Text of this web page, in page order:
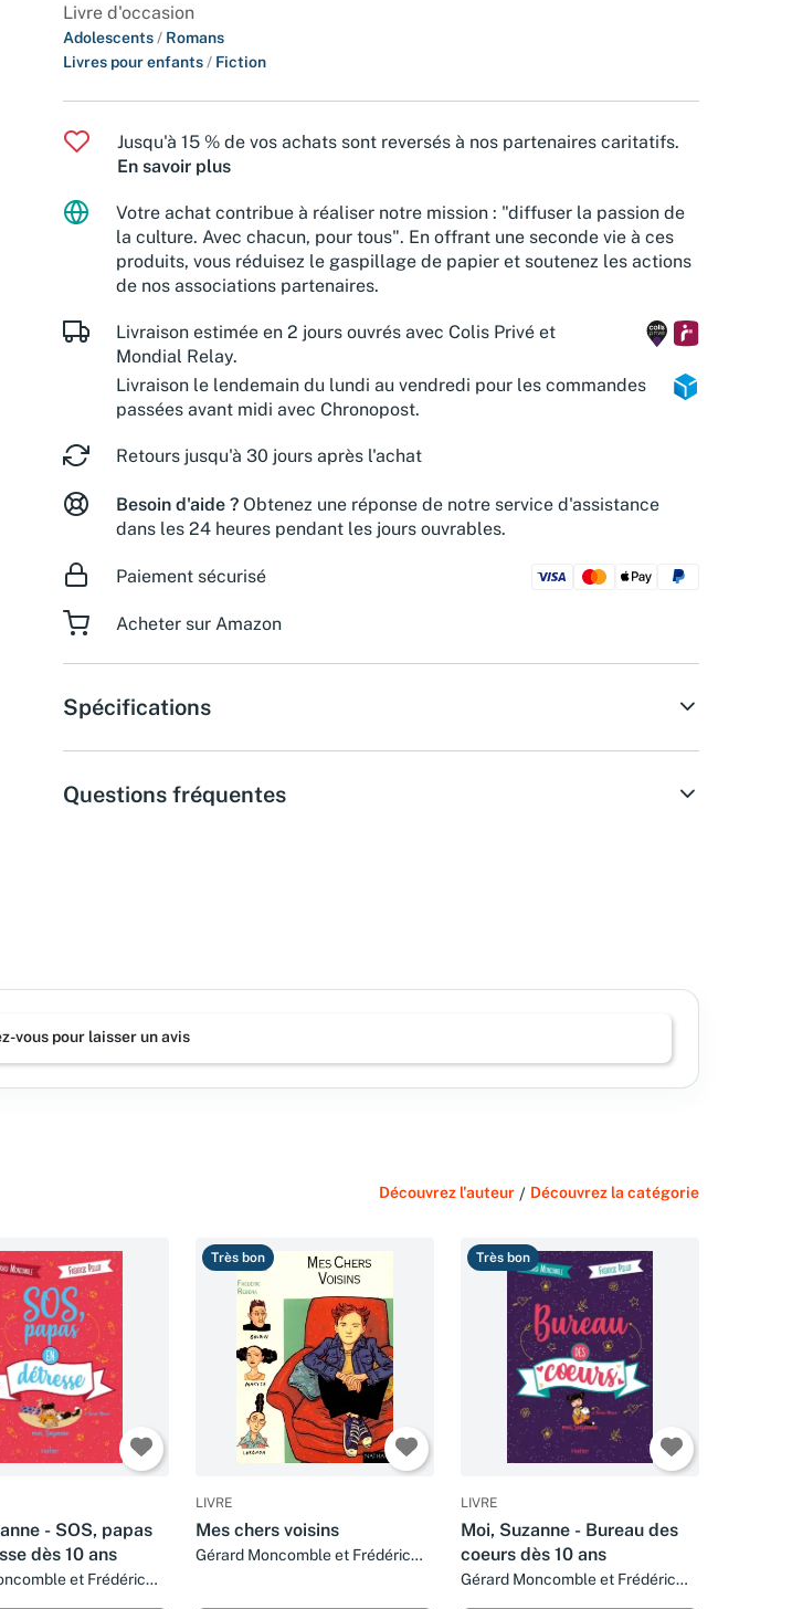
Livre d'occasion
Adolescents / Romans
Livres pour enfants / Fiction
Jusqu'à 15 % de vos achats sont reversés à nos partenaires caritatifs.
En savoir plus
Votre achat contribue à réaliser notre mission : "diffuser la passion de
la culture. Avec chacun, pour tous". En offrant une seconde vie à ces
produits, vous réduisez le gaspillage de papier et soutenez les actions
de nos associations partenaires.
Livraison estimée en 2 jours ouvrés avec Colis Privé et
Mondial Relay.
Livraison le lendemain du lundi au vendredi pour les commandes
passées avant midi avec Chronopost.
Retours jusqu'à 30 jours après l'achat
Besoin d'aide ? Obtenez une réponse de notre service d'assistance
dans les 24 heures pendant les jours ouvrables.
Paiement sécurisé
Acheter sur Amazon
Spécifications
Questions fréquentes
vous pour laisser un avis
Découvrez l'auteur / Découvrez la catégorie
- SOS, papas
dès 10 ans
et Frédéric
Très bon
LIVRE
Mes chers voisins
Gérard Moncomble et Frédéric
Très bon
LIVRE
Moi, Suzanne - Bureau des
coeurs dès 10 ans
Gérard Moncomble et Frédéric